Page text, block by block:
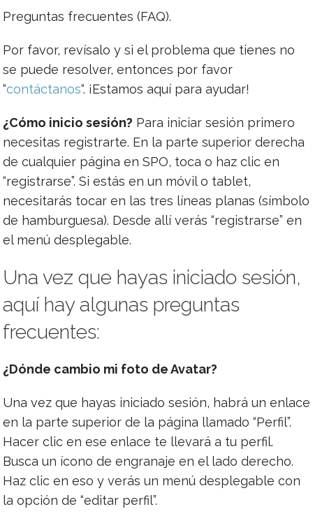
Preguntas frecuentes (FAQ).
Por favor, revísalo y si el problema que tienes no
se puede resolver, entonces por favor
“contáctanos“. ¡Estamos aquí para ayudar!
¿Cómo inicio sesión? Para iniciar sesión primero
necesitas registrarte. En la parte superior derecha
de cualquier página en SPO, toca o haz clic en
“registrarse”. Si estás en un móvil o tablet,
necesitarás tocar en las tres líneas planas (símbolo
de hamburguesa). Desde allí verás “registrarse” en
el menú desplegable.
Una vez que hayas iniciado sesión,
aquí hay algunas preguntas
frecuentes:
¿Dónde cambio mi foto de Avatar?
Una vez que hayas iniciado sesión, habrá un enlace
en la parte superior de la página llamado “Perfil”.
Hacer clic en ese enlace te llevará a tu perfil.
Busca un ícono de engranaje en el lado derecho.
Haz clic en eso y verás un menú desplegable con
la opción de “editar perfil”.